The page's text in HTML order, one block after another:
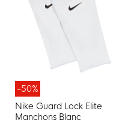
-50%
Nike Guard Lock Elite
Manchons Blanc